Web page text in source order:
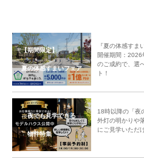
【期間限定】
夏の体感すまいフェア
『夏の体感すま
開催期間：2026
のご成約で、選
ト！
夜でも見学できる
物件特集
18時以降の「夜
外灯の明かりや
にご見学いただ